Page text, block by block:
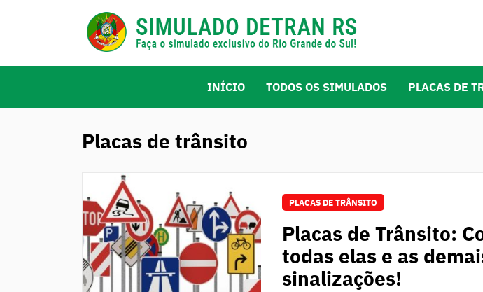
INÍCIO TODOS OS SIMULADOS PLACAS DE
Placas de trânsito
PLACAS DE TRÂNSITO
Placas de Trânsito:
todas elas e as
sinalizações!